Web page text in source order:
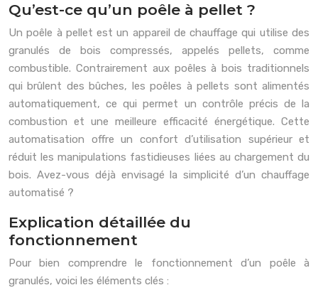
Qu’est-ce qu’un poêle à pellet ?
Un poêle à pellet est un appareil de chauffage qui utilise des
granulés de bois compressés, appelés pellets, comme
combustible. Contrairement aux poêles à bois traditionnels
qui brûlent des bûches, les poêles à pellets sont alimentés
automatiquement, ce qui permet un contrôle précis de la
combustion et une meilleure efficacité énergétique. Cette
automatisation offre un confort d’utilisation supérieur et
réduit les manipulations fastidieuses liées au chargement du
bois. Avez-vous déjà envisagé la simplicité d’un chauffage
automatisé ?
Explication détaillée du
fonctionnement
Pour bien comprendre le fonctionnement d’un poêle à
granulés, voici les éléments clés :